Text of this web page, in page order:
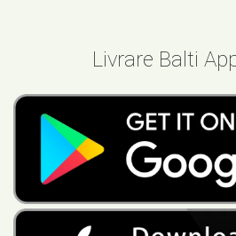
Livrare Balti